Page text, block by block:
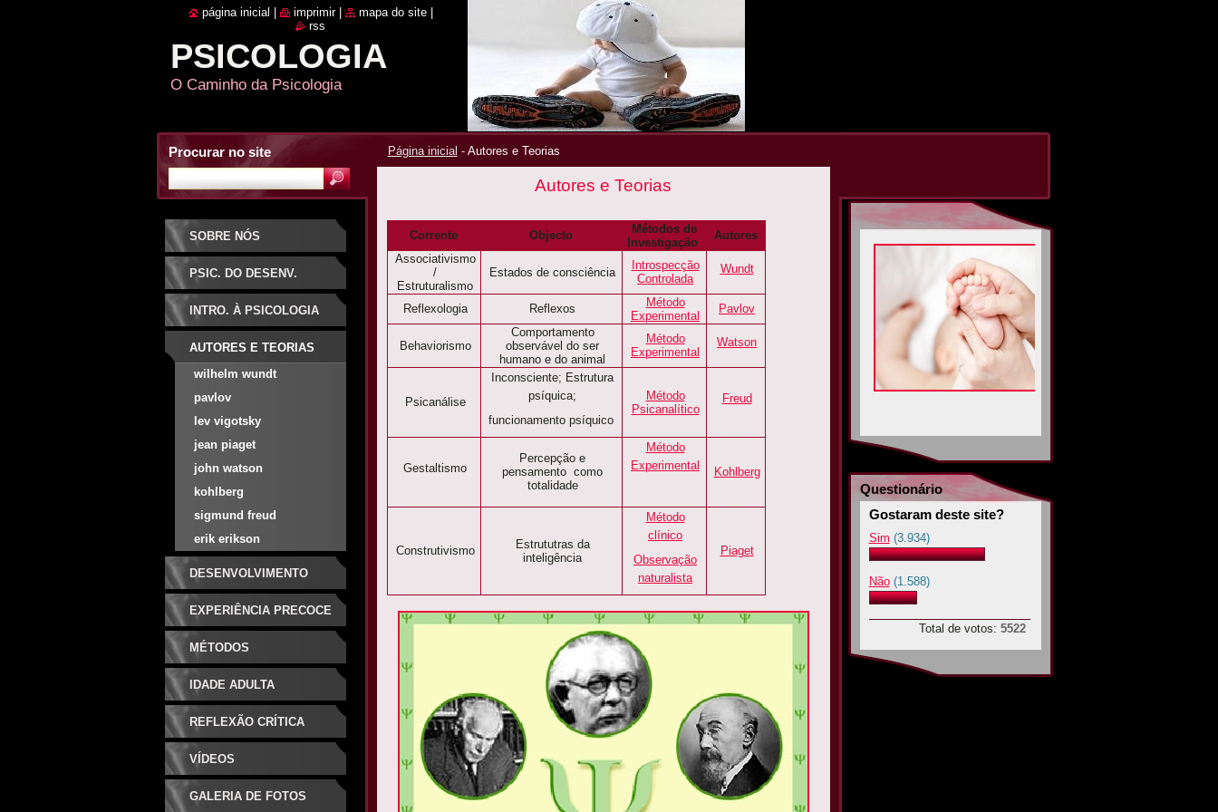
PSICOLOGIA
O Caminho da Psicologia
Página inicial - Autores e Teorias
Autores e Teorias
Corrente Objecto
Métodos de
Investigação
Autores
Associativismo
/
Estruturalismo
Estados de consciência
Introspecção
Controlada
Wundt
Reflexologia Reflexos
Método
Experimental
Pavlov
Behaviorismo
Comportamento
observável do ser
humano e do animal
Método
Experimental
Watson
Psicanálise
Inconsciente; Estrutura
psíquica;
funcionamento psíquico
Método
Psicanalítico
Freud
Gestaltismo
Percepção e
pensamento como
totalidade
Método
Experimental
Kohlberg
Construtivismo
Estrututras da
inteligência
Método
clínico
Observação
naturalista
Piaget
SOBRE NÓS
PSIC. DO DESENV.
INTRO. À PSICOLOGIA
AUTORES E TEORIAS
wilhelm wundt
pavlov
lev vigotsky
jean piaget
john watson
kohlberg
sigmund freud
erik erikson
DESENVOLVIMENTO
EXPERIÊNCIA PRECOCE
MÉTODOS
IDADE ADULTA
REFLEXÃO CRÍTICA
VÍDEOS
GALERIA DE FOTOS
Questionário
Gostaram deste site?
Sim (3.934)
Não (1.588)
Total de votos: 5522
Procurar no site
página inicial imprimir mapa do site
rss